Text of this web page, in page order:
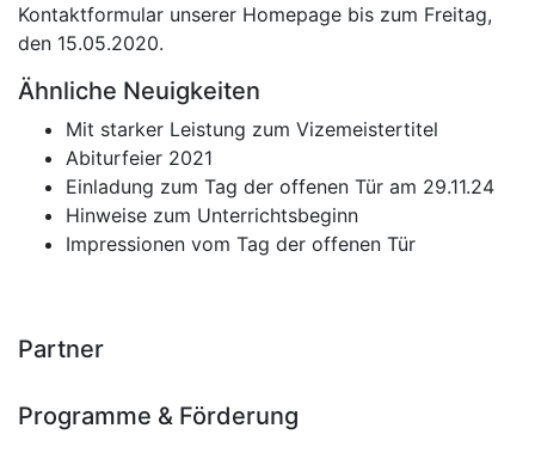
Kontaktformular unserer Homepage bis zum Freitag,
den 15.05.2020.
Ähnliche Neuigkeiten
Mit starker Leistung zum Vizemeistertitel
Abiturfeier 2021
Einladung zum Tag der offenen Tür am 29.11.24
Hinweise zum Unterrichtsbeginn
Impressionen vom Tag der offenen Tür
Partner
Programme & Förderung